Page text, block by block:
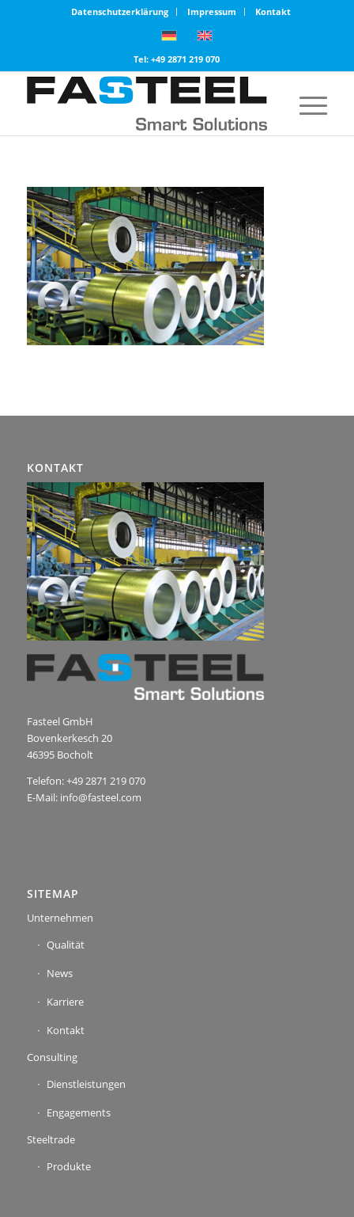
Datenschutzerklärung Impressum Kontakt
Tel: +49 2871 219 070
KONTAKT
Fasteel GmbH
Bovenkerkesch 20
46395 Bocholt
Telefon: +49 2871 219 070
E-Mail: info@fasteel.com
SITEMAP
Unternehmen
Qualität
News
Karriere
Kontakt
Consulting
Dienstleistungen
Engagements
Steeltrade
Produkte